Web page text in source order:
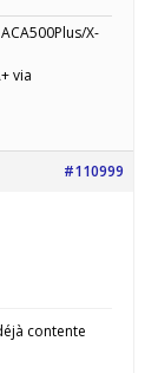
X-
via
#110999
contente